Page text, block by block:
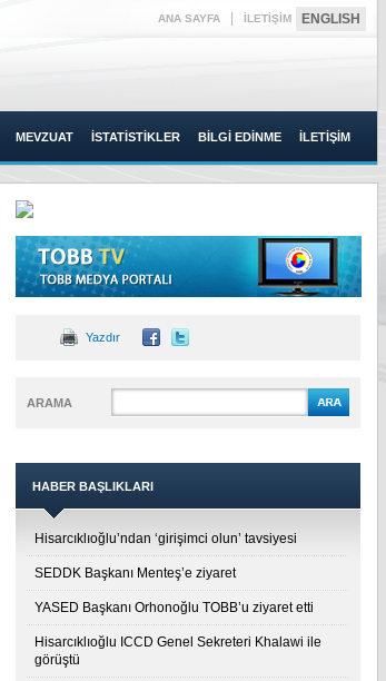
ANA SAYFA İLETİŞİM ENGLISH
MEVZUAT İSTATİSTİKLER BİLGİ EDİNME İLETİŞİM
Yazdır
ARAMA
HABER BAŞLIKLARI
Hisarcıklıoğlu’ndan ‘girişimci olun’ tavsiyesi
SEDDK Başkanı Menteş’e ziyaret
YASED Başkanı Orhonoğlu TOBB’u ziyaret etti
Hisarcıklıoğlu ICCD Genel Sekreteri Khalawi ile
görüştü